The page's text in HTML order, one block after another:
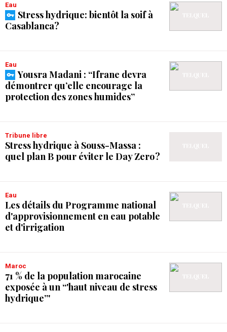
Eau
Stress hydrique: bientôt la soif à
Casablanca?
Eau
Yousra Madani : “Ifrane devra
démontrer qu’elle encourage la
protection des zones humides”
Tribune libre
Stress hydrique à Souss-Massa :
quel plan B pour éviter le Day Zero ?
Eau
Les détails du Programme national
d'approvisionnement en eau potable
et d'irrigation
Maroc
71 % de la population marocaine
exposée à un “'haut niveau de stress
hydrique”'